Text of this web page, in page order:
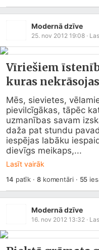
Modernā dzīve
25. nov 2012 19:08 ·
Vīriešiem
kuras
Mēs, sievietes,
pievilcīgākas, tāpēc
uzmanības savam
daža pat stundu
iespējas labāku
dievīgs meikaps,...
Lasīt vairāk
14 patīk · 8komentāri · 55
Modernā dzīve
16. nov 2012 13:32 ·